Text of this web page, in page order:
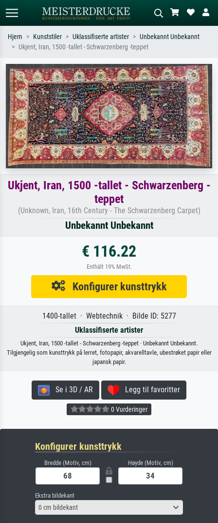
Søk etter kunstner, tittel eller stil – for
eksempel Monet, Stjernenatt,
impresjonisme, Hokusai-bølgen, akt.
Beskriv scenen – for eksempel grønn
eng, abstrakt med mye rødt, mørkt
oljemaleri, stående akt ved et tre.
Hjem Kunststiler Uklassifiserte artister
Unbekannt Unbekannt
Ukjent, Iran, 1500 -tallet - Schwarzenberg -teppet
Ukjent, Iran, 1500 -tallet - Schwarzenberg -
teppet
(Unknown, Iran, 16th Century - The Schwarzenberg Carpet)
Unbekannt Unbekannt
€ 116.22
Enthält 19% MwSt.
Konfigurer kunsttrykk
1400-tallet · Webtechnik · Bilde ID: 5277
Uklassifiserte artister
Ukjent, Iran, 1500 -tallet - Schwarzenberg -teppet · Unbekannt Unbekannt.
Tilgjengelig som kunsttrykk på lerret, fotopapir, akvarelltavle, ubestrøket papir eller
japansk papir.
Se i 3D / AR Legg til favoritter
0 Vurderinger
Konfigurer kunsttrykk
Bredde (Motiv, cm) Høyde (Motiv, cm)
Ekstra bildekant
0 cm bildekant